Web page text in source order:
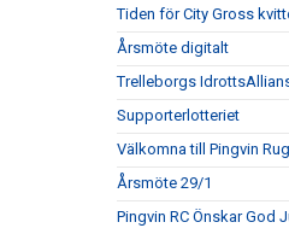
Tiden för City Gross
Årsmöte digitalt
Trelleborgs
Supporterlotteriet
Välkomna till Pingvin
Årsmöte 29/1
Pingvin RC Önskar God